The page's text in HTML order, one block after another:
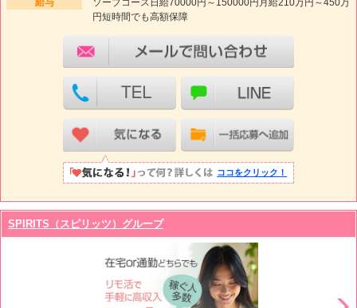
給与
ソープコース日給70000円～150000円月給210万円～450万
円短時間でも高額保障
ココをクリック！
SPIRITS（スピリッツ）グループ